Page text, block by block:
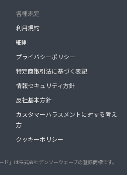
各種規定
利用規約
細則
プライバシーポリシー
特定商取引法に基づく表記
情報セキュリティ方針
反社基本方針
カスタマーハラスメントに対する考え
方
クッキーポリシー
ード」は株式会社デンソーウェーブの登録商標です。